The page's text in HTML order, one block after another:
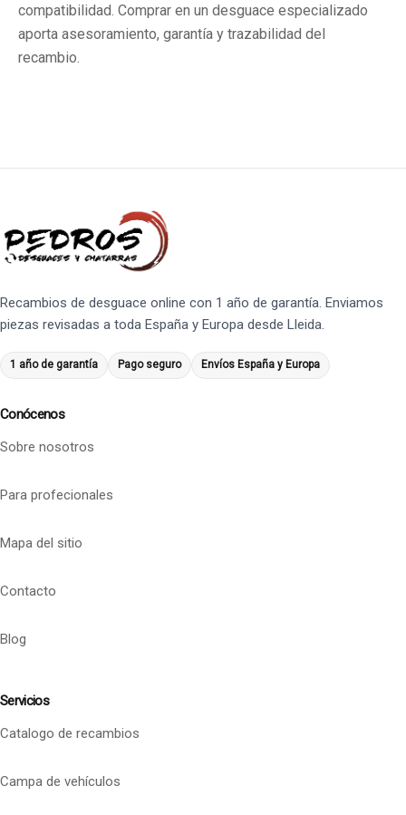
compatibilidad. Comprar en un desguace especializado
aporta asesoramiento, garantía y trazabilidad del
recambio.
Recambios de desguace online con 1 año de garantía. Enviamos
piezas revisadas a toda España y Europa desde Lleida.
1 año de garantía Pago seguro Envíos España y Europa
Conócenos
Sobre nosotros
Para profecionales
Mapa del sitio
Contacto
Blog
Servicios
Catalogo de recambios
Campa de vehículos